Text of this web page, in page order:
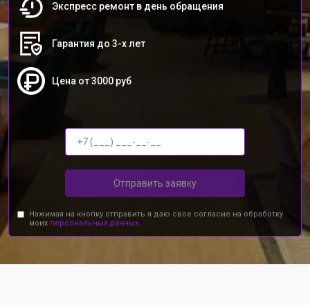
Экспресс ремонт в день обращения
Гарантия до 3-х лет
Цена от 3000 руб
Отправить заявку
Нажимая на кнопку отправить я даю свое согласие на обработку
моих персональных данных.